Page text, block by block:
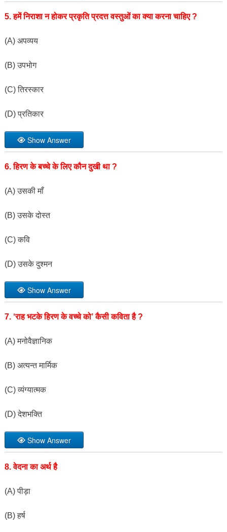
5. हमें निराशा न होकर प्रकृति प्रदत्त वस्तुओं का क्या करना चाहिए ?
(A) अपव्यय
(B) उपभोग
(C) तिरस्कार
(D) प्रतिकार
Show Answer
6. हिरण के बच्चे के लिए कौन दुखी था ?
(A) उसकी माँ
(B) उसके दोस्त
(C) कवि
(D) उसके दुश्मन
Show Answer
7. ‘राह भटके हिरण के वच्चे को’ कैसी कविता है ?
(A) मनोवैज्ञानिक
(B) अत्यन्त मार्मिक
(C) व्यंग्यात्मक
(D) देशभक्ति
Show Answer
8. वेदना का अर्थ है
(A) पीड़ा
(B) हर्ष